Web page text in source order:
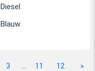
Diesel
Blauw
3 ... 11 12 »